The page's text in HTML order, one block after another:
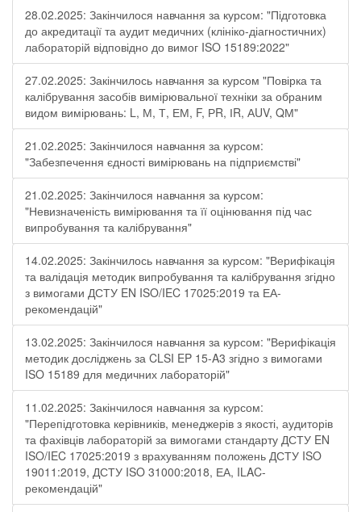
28.02.2025: Закінчилося навчання за курсом: "Підготовка
до акредитації та аудит медичних (клініко-діагностичних)
лабораторій відповідно до вимог ISO 15189:2022"
27.02.2025: Закінчилось навчання за курсом "Повірка та
калібрування засобів вимірювальної техніки за обраним
видом вимірювань: L, М, Т, ЕМ, F, РR, ІR, АUV, QМ"
21.02.2025: Закінчилося навчання за курсом:
"Забезпечення єдності вимірювань на підприємстві"
21.02.2025: Закінчилося навчання за курсом:
"Невизначеність вимірювання та її оцінювання під час
випробування та калібрування"
14.02.2025: Закінчилось навчання за курсом: "Верифікація
та валідація методик випробування та калібрування згідно
з вимогами ДСТУ EN ISO/IEC 17025:2019 та ЕА-
рекомендацій"
13.02.2025: Закінчилося навчання за курсом: "Верифікація
методик досліджень за CLSI EP 15-A3 згідно з вимогами
ISO 15189 для медичних лабораторій"
11.02.2025: Закінчилося навчання за курсом:
"Перепідготовка керівників, менеджерів з якості, аудиторів
та фахівців лабораторій за вимогами стандарту ДСТУ EN
ISO/IEC 17025:2019 з врахуванням положень ДСТУ ISO
19011:2019, ДСТУ ISO 31000:2018, ЕА, ILAC-
рекомендацій"